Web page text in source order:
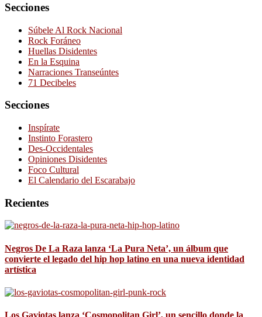
Secciones
Súbele Al Rock Nacional
Rock Foráneo
Huellas Disidentes
En la Esquina
Narraciones Transeúntes
71 Decibeles
Secciones
Inspírate
Instinto Forastero
Des-Occidentales
Opiniones Disidentes
Foco Cultural
El Calendario del Escarabajo
Recientes
Negros De La Raza lanza ‘La Pura Neta’, un álbum que
convierte el legado del hip hop latino en una nueva identidad
artística